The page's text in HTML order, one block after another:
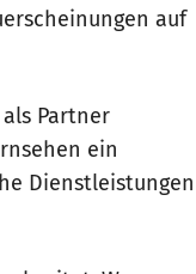
auf
Partner
ein
Dienstleistungen